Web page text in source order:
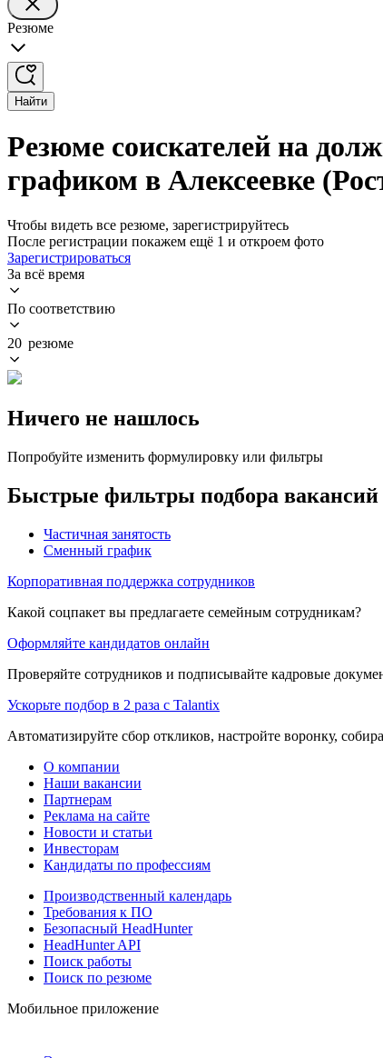
Резюме
Найти
Резюме соискателей на
графиком в Алексеевке
Чтобы видеть все резюме, зарегистрируйтесь
После регистрации покажем ещё 1 и откроем фото
Зарегистрироваться
За всё время
По соответствию
20 резюме
Ничего не нашлось
Попробуйте изменить формулировку или фильтры
Быстрые фильтры подбора вакансий
Частичная занятость
Сменный график
Корпоративная поддержка сотрудников
Какой соцпакет вы предлагаете семейным сотрудникам?
Оформляйте кандидатов онлайн
Проверяйте сотрудников и подписывайте кадровые
Ускорьте подбор в 2 раза с Talantix
Автоматизируйте сбор откликов, настройте воронку,
О компании
Наши вакансии
Партнерам
Реклама на сайте
Новости и статьи
Инвесторам
Кандидаты по профессиям
Производственный календарь
Требования к ПО
Безопасный HeadHunter
HeadHunter API
Поиск работы
Поиск по резюме
Мобильное приложение